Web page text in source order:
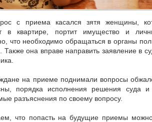
с приема касался зятя женщины,
в квартире, портит имущество и
что необходимо обращаться в органы
Также она вправе направить заявление в
на приеме поднимали вопросы
порядка исполнения решения суда и
разъяснения по своему вопросу.
что попасть на будущие приемы